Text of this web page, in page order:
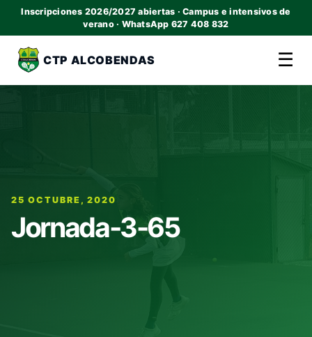
Inscripciones 2026/2027 abiertas · Campus e intensivos de
verano · WhatsApp 627 408 832
CTP ALCOBENDAS ☰
25 OCTUBRE, 2020
Jornada-3-65